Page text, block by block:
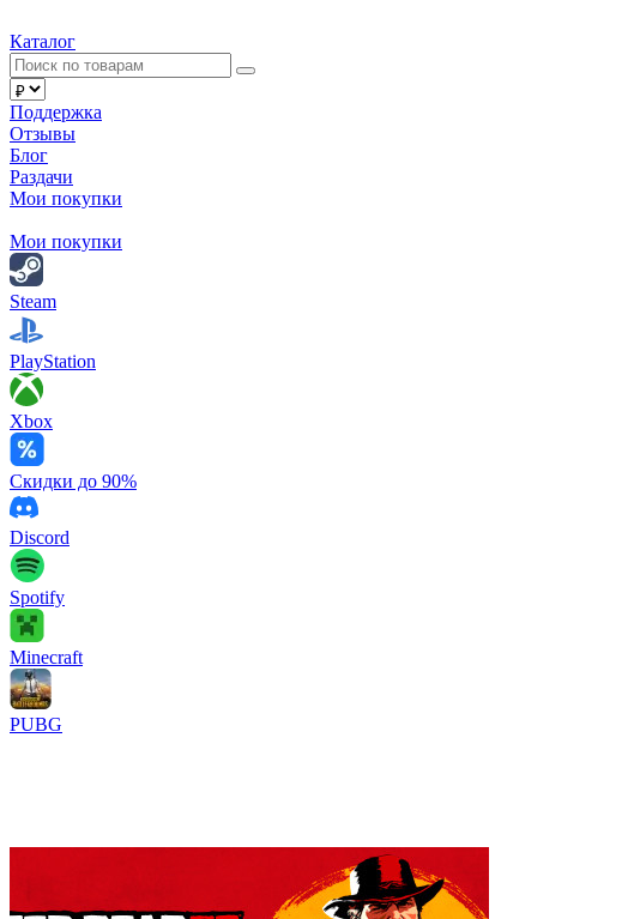
Каталог
Поддержка
Отзывы
Блог
Раздачи
Мои покупки
Мои покупки
Steam
PlayStation
Xbox
Скидки до 90%
Discord
Spotify
Minecraft
PUBG